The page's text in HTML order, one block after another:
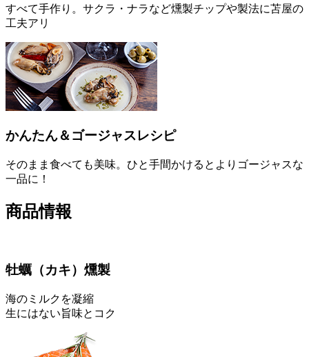
すべて手作り。サクラ・ナラなど燻製チップや製法に苫屋の
工夫アリ
かんたん＆ゴージャスレシピ
そのまま食べても美味。ひと手間かけるとよりゴージャスな
一品に！
商品情報
牡蠣 （カキ） 燻製
海のミルクを凝縮
生にはない旨味とコク